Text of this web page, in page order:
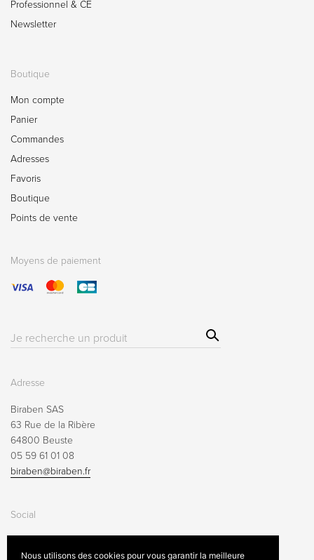
Professionnel & CE
Newsletter
Boutique
Mon compte
Panier
Commandes
Adresses
Favoris
Boutique
Points de vente
Moyens de paiement
Résultat(s)
Sear
ch
Adresse
Biraben SAS
63 Rue de la Ribère
64800 Beuste
05 59 61 01 08
biraben@biraben.fr
Social
Nous utilisons des cookies pour vous garantir la meilleure